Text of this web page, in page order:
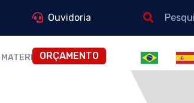
Ouvidoria
MATERIAISORÇAMENTO